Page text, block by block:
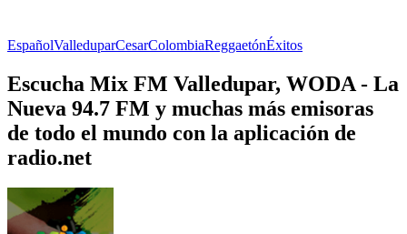
EspañolValleduparCesarColombiaReggaetónÉxitos
Escucha Mix FM Valledupar, WODA - La
Nueva 94.7 FM y muchas más emisoras
de todo el mundo con la aplicación de
radio.net